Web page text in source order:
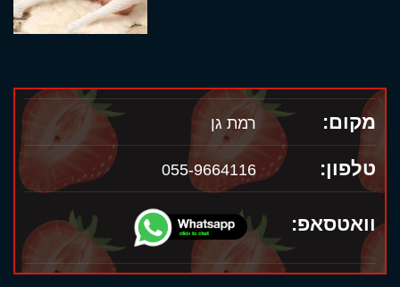
מקום: רמת גן
טלפון: 055-9664116
וואטסאפ: